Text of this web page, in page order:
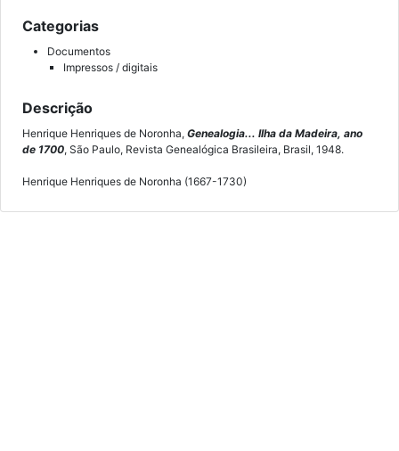
Categorias
Documentos
Impressos / digitais
Descrição
Henrique Henriques de Noronha, Genealogia... Ilha da Madeira, ano
de 1700, São Paulo, Revista Genealógica Brasileira, Brasil, 1948.
Henrique Henriques de Noronha (1667-1730)